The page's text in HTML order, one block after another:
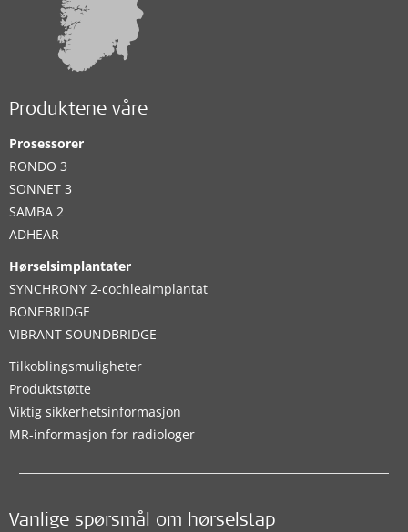
Produktene våre
Prosessorer
RONDO 3
SONNET 3
SAMBA 2
ADHEAR
Hørselsimplantater
SYNCHRONY 2-cochleaimplantat
BONEBRIDGE
VIBRANT SOUNDBRIDGE
Tilkoblingsmuligheter
Produktstøtte
Viktig sikkerhetsinformasjon
MR-informasjon for radiologer
Vanlige spørsmål om hørselstap